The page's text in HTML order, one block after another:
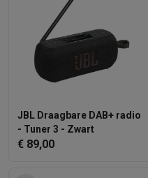
JBL Draagbare DAB+ radio
- Tuner 3 - Zwart
€ 89,00